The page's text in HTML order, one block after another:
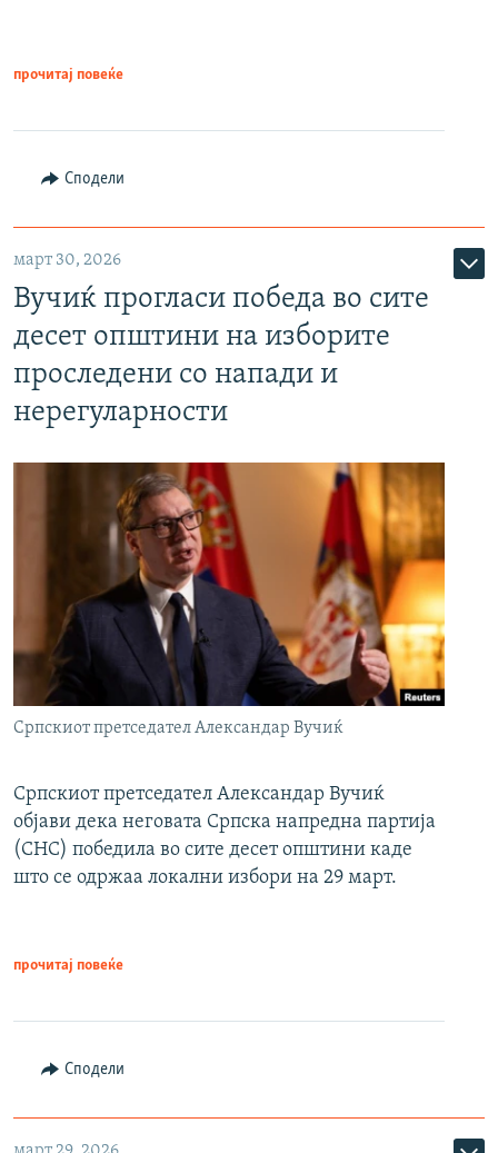
прочитај повеќе
Сподели
март 30, 2026
Вучиќ прогласи победа во сите
десет општини на изборите
проследени со напади и
нерегуларности
Српскиот претседател Александар Вучиќ
Српскиот претседател Александар Вучиќ
објави дека неговата Српска напредна партија
(СНС) победила во сите десет општини каде
што се одржаа локални избори на 29 март.
прочитај повеќе
Сподели